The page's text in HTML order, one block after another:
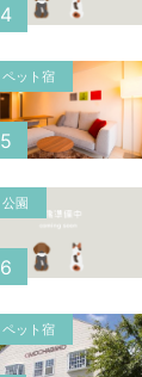
4
ペット宿
5
公園
6
ペット宿